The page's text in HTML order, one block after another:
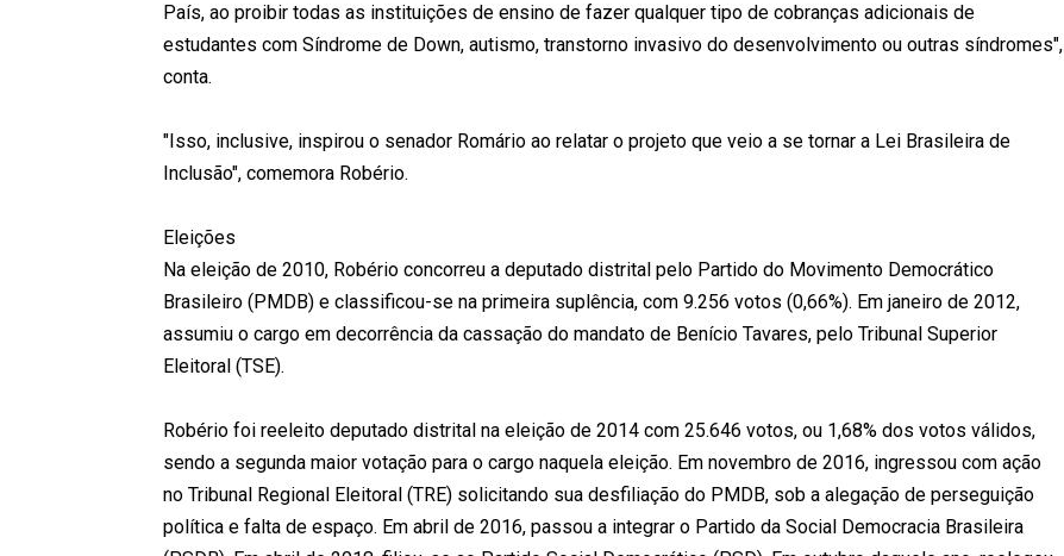
País, ao proibir todas as instituições de ensino de fazer qualquer tipo de cobranças adicionais de
estudantes com Síndrome de Down, autismo, transtorno invasivo do desenvolvimento ou outras síndromes",
conta.
"Isso, inclusive, inspirou o senador Romário ao relatar o projeto que veio a se tornar a Lei Brasileira de
Inclusão", comemora Robério.
Eleições
Na eleição de 2010, Robério concorreu a deputado distrital pelo Partido do Movimento Democrático
Brasileiro (PMDB) e classificou-se na primeira suplência, com 9.256 votos (0,66%). Em janeiro de 2012,
assumiu o cargo em decorrência da cassação do mandato de Benício Tavares, pelo Tribunal Superior
Eleitoral (TSE).
Robério foi reeleito deputado distrital na eleição de 2014 com 25.646 votos, ou 1,68% dos votos válidos,
sendo a segunda maior votação para o cargo naquela eleição. Em novembro de 2016, ingressou com ação
no Tribunal Regional Eleitoral (TRE) solicitando sua desfiliação do PMDB, sob a alegação de perseguição
política e falta de espaço. Em abril de 2016, passou a integrar o Partido da Social Democracia Brasileira